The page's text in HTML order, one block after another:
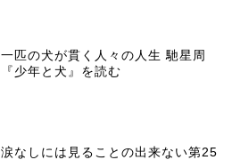
一匹の犬が貫く人々の人生 馳星周
『少年と犬』を読む
涙なしには見ることの出来ない第25